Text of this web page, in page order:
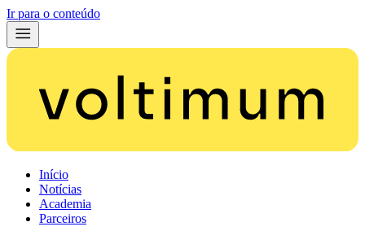
Ir para o conteúdo
Início
Notícias
Academia
Parceiros